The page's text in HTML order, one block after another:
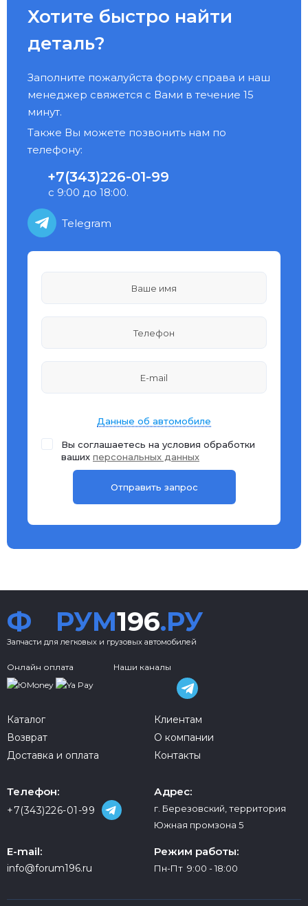
Хотите быстро найти
деталь?
Заполните пожалуйста форму справа и наш
менеджер свяжется с Вами в течение 15
минут.
Также Вы можете позвонить нам по
телефону:
+7(343)226-01-99
с 9:00 до 18:00.
Telegram
Данные об автомобиле
Вы соглашаетесь на условия обработки
ваших персональных данных
Ф РУМ196.РУ
Запчасти для легковых и грузовых автомобилей
Онлайн оплата Наши каналы
Каталог
Возврат
Доставка и оплата
Клиентам
О компании
Контакты
Телефон:
+7(343)226-01-99
Адрес:
г. Березовский, территория
Южная промзона 5
E-mail:
info@forum196.ru
Режим работы:
Пн-Пт 9:00 - 18:00